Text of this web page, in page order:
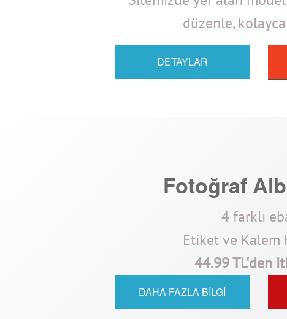
düzenle,
DETAYLAR
Fotoğraf
4 farklı
Etiket ve Kalem
44.99 TL'den
DAHA FAZLA BİLGİ